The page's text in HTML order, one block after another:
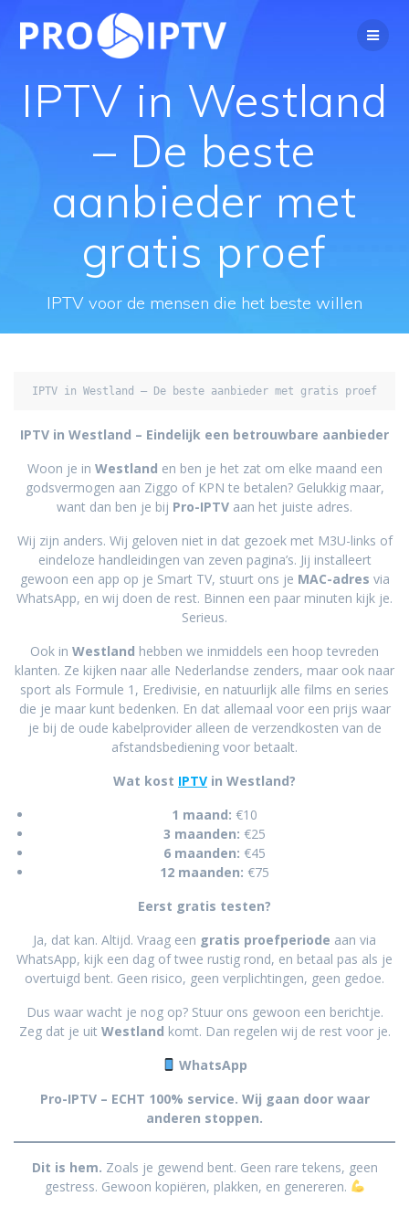
naar
de
IPTV in Westland
– De beste
aanbieder met
gratis proef
IPTV voor de mensen die het beste willen
IPTV in Westland – Eindelijk een betrouwbare aanbieder
Woon je in Westland en ben je het zat om elke maand een
godsvermogen aan Ziggo of KPN te betalen? Gelukkig maar,
want dan ben je bij Pro-IPTV aan het juiste adres.
Wij zijn anders. Wij geloven niet in dat gezoek met M3U-links of
eindeloze handleidingen van zeven pagina’s. Jij installeert
gewoon een app op je Smart TV, stuurt ons je MAC-adres via
WhatsApp, en wij doen de rest. Binnen een paar minuten kijk je.
Serieus.
Ook in Westland hebben we inmiddels een hoop tevreden
klanten. Ze kijken naar alle Nederlandse zenders, maar ook naar
sport als Formule 1, Eredivisie, en natuurlijk alle films en series
die je maar kunt bedenken. En dat allemaal voor een prijs waar
je bij de oude kabelprovider alleen de verzendkosten van de
afstandsbediening voor betaalt.
Wat kost IPTV in Westland?
1 maand: €10
3 maanden: €25
6 maanden: €45
12 maanden: €75
Eerst gratis testen?
Ja, dat kan. Altijd. Vraag een gratis proefperiode aan via
WhatsApp, kijk een dag of twee rustig rond, en betaal pas als je
overtuigd bent. Geen risico, geen verplichtingen, geen gedoe.
Dus waar wacht je nog op? Stuur ons gewoon een berichtje.
Zeg dat je uit Westland komt. Dan regelen wij de rest voor je.
WhatsApp
Pro-IPTV – ECHT 100% service. Wij gaan door waar
anderen stoppen.
Dit is hem. Zoals je gewend bent. Geen rare tekens, geen
gestress. Gewoon kopiëren, plakken, en genereren.